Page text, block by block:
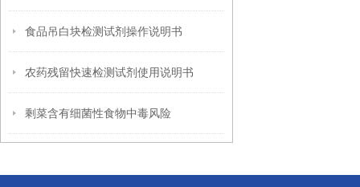
食品吊白块检测试剂操作说明书
农药残留快速检测试剂使用说明书
剩菜含有细菌性食物中毒风险